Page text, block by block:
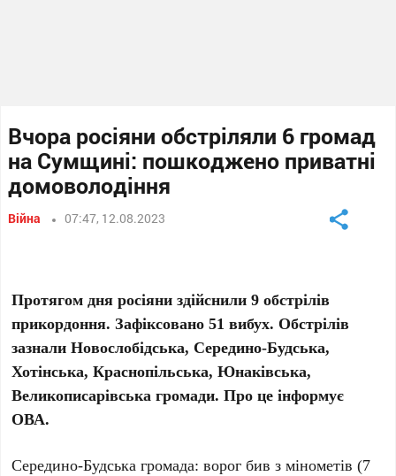
Вчора росіяни обстріляли 6 громад
на Сумщині: пошкоджено приватні
домоволодіння
Війна 07:47, 12.08.2023
Протягом дня росіяни здійснили 9 обстрілів
прикордоння. Зафіксовано 51 вибух. Обстрілів
зазнали Новослобідська, Середино-Будська,
Хотінська, Краснопільська, Юнаківська,
Великописарівська громади. Про це інформує
ОВА.
Середино-Будська громада: ворог бив з мінометів (7